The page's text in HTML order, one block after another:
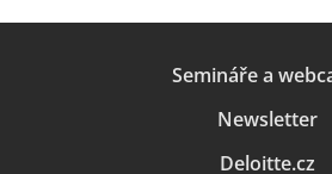
Semináře a
Newsletter
Deloitte.cz